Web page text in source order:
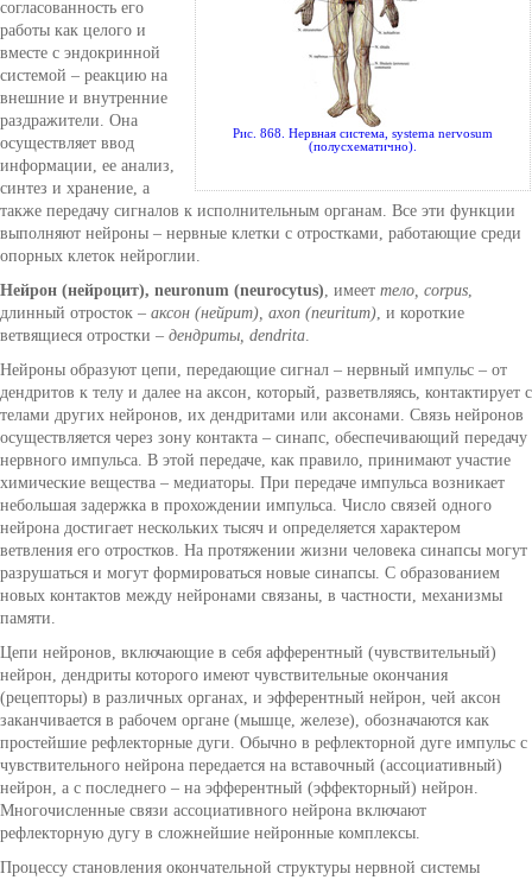
Рис. 868. Нервная система, systema nervosum
(полусхематично).
согласованность его
работы как целого и
вместе с эндокринной
системой – реакцию на
внешние и внутренние
раздражители. Она
осуществляет ввод
информации, ее анализ,
синтез и хранение, а
также передачу сигналов к исполнительным органам. Все эти функции
выполняют нейроны – нервные клетки с отростками, работающие среди
опорных клеток нейроглии.
Нейрон (нейроцит), neuronum (neurocytus), имеет тело, corpus,
длинный отросток – аксон (нейрит), ахоn (neuritum), и короткие
ветвящиеся отростки – дендриты, dendrita.
Нейроны образуют цепи, передающие сигнал – нервный импульс – от
дендритов к телу и далее на аксон, который, разветвляясь, контактирует с
телами других нейронов, их дендритами или аксонами. Связь нейронов
осуществляется через зону контакта – синапс, обеспечивающий передачу
нервного импульса. В этой передаче, как правило, принимают участие
химические вещества – медиаторы. При передаче импульса возникает
небольшая задержка в прохождении импульса. Число связей одного
нейрона достигает нескольких тысяч и определяется характером
ветвления его отростков. На протяжении жизни человека синапсы могут
разрушаться и могут формироваться новые синапсы. С образованием
новых контактов между нейронами связаны, в частности, механизмы
памяти.
Цепи нейронов, включающие в себя афферентный (чувствительный)
нейрон, дендриты которого имеют чувствительные окончания
(рецепторы) в различных органах, и эфферентный нейрон, чей аксон
заканчивается в рабочем органе (мышце, железе), обозначаются как
простейшие рефлекторные дуги. Обычно в рефлекторной дуге импульс с
чувствительного нейрона передается на вставочный (ассоциативный)
нейрон, а с последнего – на эфферентный (эффекторный) нейрон.
Многочисленные связи ассоциативного нейрона включают
рефлекторную дугу в сложнейшие нейронные комплексы.
Процессу становления окончательной структуры нервной системы